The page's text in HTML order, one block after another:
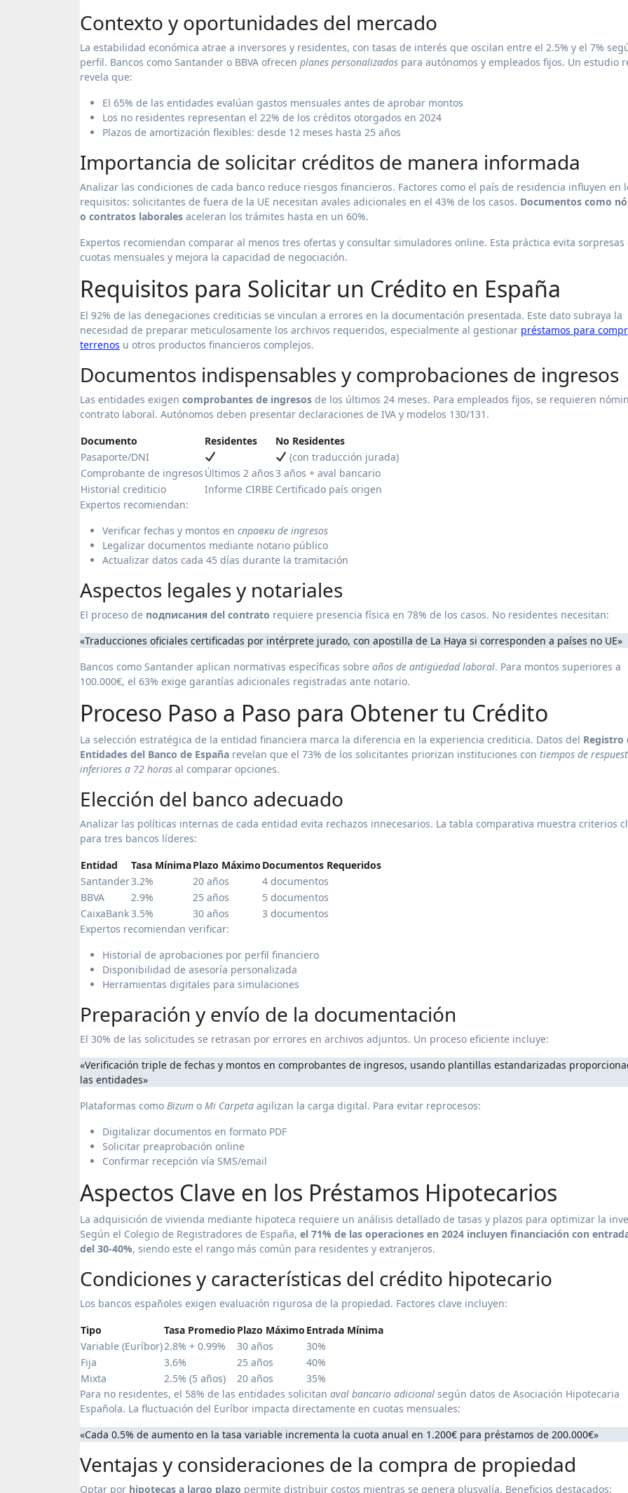
Contexto y oportunidades del mercado
La estabilidad económica atrae a inversores y residentes, con tasas de interés que oscilan entre el 2.5% y el 7%
perfil. Bancos como Santander o BBVA ofrecen planes personalizados para autónomos y empleados fijos. Un estudio
revela que:
El 65% de las entidades evalúan gastos mensuales antes de aprobar montos
Los no residentes representan el 22% de los créditos otorgados en 2024
Plazos de amortización flexibles: desde 12 meses hasta 25 años
Importancia de solicitar créditos de manera informada
Analizar las condiciones de cada banco reduce riesgos financieros. Factores como el país de residencia influyen en
requisitos: solicitantes de fuera de la UE necesitan avales adicionales en el 43% de los casos. Documentos como
o contratos laborales aceleran los trámites hasta en un 60%.
Expertos recomiendan comparar al menos tres ofertas y consultar simuladores online. Esta práctica evita sorpresas
cuotas mensuales y mejora la capacidad de negociación.
Requisitos para Solicitar un Crédito en España
El 92% de las denegaciones crediticias se vinculan a errores en la documentación presentada. Este dato subraya la
necesidad de preparar meticulosamente los archivos requeridos, especialmente al gestionar préstamos para
terrenos u otros productos financieros complejos.
Documentos indispensables y comprobaciones de ingresos
Las entidades exigen comprobantes de ingresos de los últimos 24 meses. Para empleados fijos, se requieren
contrato laboral. Autónomos deben presentar declaraciones de IVA y modelos 130/131.
Documento
Residentes
No Residentes
Pasaporte/DNI
(con traducción jurada)
Comprobante de ingresos Últimos 2 años3 años + aval bancario
Historial crediticio
Informe CIRBE Certificado país origen
Expertos recomiendan:
Verificar fechas y montos en справки de ingresos
Legalizar documentos mediante notario público
Actualizar datos cada 45 días durante la tramitación
Aspectos legales y notariales
El proceso de подписания del contrato requiere presencia física en 78% de los casos. No residentes necesitan:
«Traducciones oficiales certificadas por intérprete jurado, con apostilla de La Haya si corresponden a países no UE»
Bancos como Santander aplican normativas específicas sobre años de antigüedad laboral. Para montos superiores a
100.000€, el 63% exige garantías adicionales registradas ante notario.
Proceso Paso a Paso para Obtener tu Crédito
La selección estratégica de la entidad financiera marca la diferencia en la experiencia crediticia. Datos del Registro
Entidades del Banco de España revelan que el 73% de los solicitantes priorizan instituciones con tiempos de
inferiores a 72 horas al comparar opciones.
Elección del banco adecuado
Analizar las políticas internas de cada entidad evita rechazos innecesarios. La tabla comparativa muestra criterios
para tres bancos líderes:
Entidad
Tasa MínimaPlazo Máximo Documentos Requeridos
Santander3.2% 20 años
4 documentos
BBVA
2.9% 25 años
5 documentos
CaixaBank3.5% 30 años
3 documentos
Expertos recomiendan verificar:
Historial de aprobaciones por perfil financiero
Disponibilidad de asesoría personalizada
Herramientas digitales para simulaciones
Preparación y envío de la documentación
El 30% de las solicitudes se retrasan por errores en archivos adjuntos. Un proceso eficiente incluye:
«Verificación triple de fechas y montos en comprobantes de ingresos, usando plantillas estandarizadas proporcionadas por
las entidades»
Plataformas como Bizum o Mi Carpeta agilizan la carga digital. Para evitar reprocesos:
Digitalizar documentos en formato PDF
Solicitar preaprobación online
Confirmar recepción vía SMS/email
Aspectos Clave en los Préstamos Hipotecarios
La adquisición de vivienda mediante hipoteca requiere un análisis detallado de tasas y plazos para optimizar la
Según el Colegio de Registradores de España, el 71% de las operaciones en 2024 incluyen financiación con
del 30-40%, siendo este el rango más común para residentes y extranjeros.
Condiciones y características del crédito hipotecario
Los bancos españoles exigen evaluación rigurosa de la propiedad. Factores clave incluyen:
Tipo
Tasa Promedio Plazo Máximo Entrada Mínima
Variable (Euríbor)2.8% + 0.99% 30 años
30%
Fija
3.6% 25 años
40%
Mixta
2.5% (5 años) 20 años
35%
Para no residentes, el 58% de las entidades solicitan aval bancario adicional según datos de Asociación Hipotecaria
Española. La fluctuación del Euríbor impacta directamente en cuotas mensuales:
«Cada 0.5% de aumento en la tasa variable incrementa la cuota anual en 1.200€ para préstamos de 200.000€»
Ventajas y consideraciones de la compra de propiedad
Optar por hipotecas a largo plazo permite distribuir costos mientras se genera plusvalía. Beneficios destacados: